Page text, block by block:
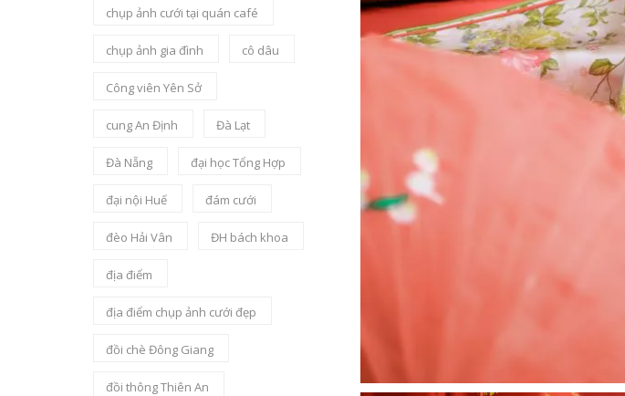
chụp ảnh cưới tại quán café
chụp ảnh gia đình cô dâu
Công viên Yên Sở
cung An Định Đà Lạt
Đà Nẵng đại học Tổng Hợp
đại nội Huế đám cưới
đèo Hải Vân ĐH bách khoa
địa điểm
địa điểm chụp ảnh cưới đẹp
đồi chè Đông Giang
đồi thông Thiên An